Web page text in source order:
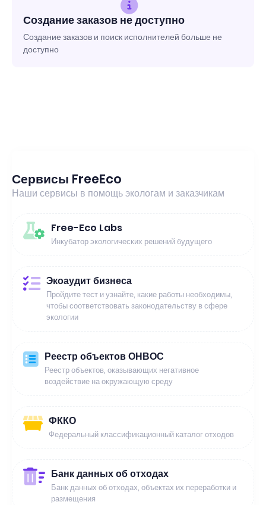
Создание заказов не доступно
Создание заказов и поиск исполнителей больше не
доступно
Сервисы FreeEco
Наши сервисы в помощь экологам и заказчикам
Free-Eco Labs
Инкубатор экологических решений будущего
Экоаудит бизнеса
Пройдите тест и узнайте, какие работы необходимы,
чтобы соответствовать законодательству в сфере
экологии
Реестр объектов ОНВОС
Реестр объектов, оказывающих негативное
воздействие на окружающую среду
ФККО
Федеральный классификационный каталог отходов
Банк данных об отходах
Банк данных об отходах, объектах их переработки и
размещения